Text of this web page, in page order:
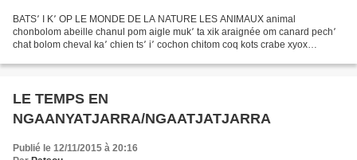
BATS՚ I K՚ OP LE MONDE DE LA NATURE LES ANIMAUX animal
chonbolom abeille chanul pom aigle muk՚ ta xik araignée om canard pech՚
chat bolom cheval ka՚ chien ts՚ i՚ cochon chitom coq kots crabe xyox
LE TEMPS EN
NGAANYATJARRA/NGAATJATJARRA
Publié le 12/11/2015 à 20:16